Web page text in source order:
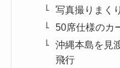
写真撮りまく
50席仕様のカ
沖縄本島を見
飛行